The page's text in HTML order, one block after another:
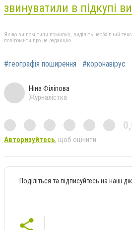
звинуватили в підкупі
Якщо ви помітили помилку, виділіть необхідний
повідомити про це редакцію
#географія поширення #коронавірус
Ніна Філіпова
Журналістка
Авторизуйтесь, щоб оцінити
Поділіться та підписуйтесь на наші